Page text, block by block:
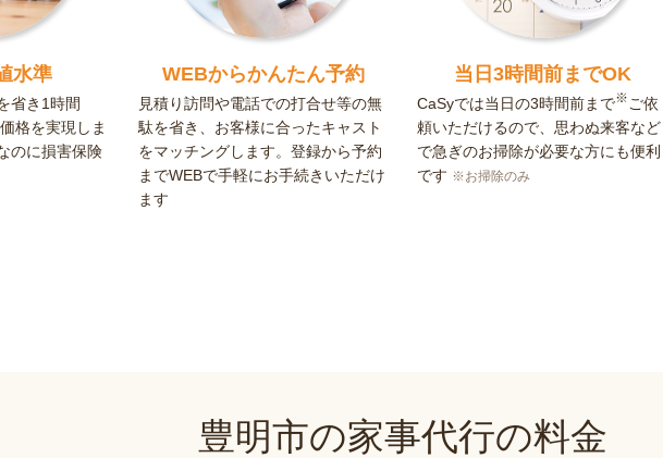
水準
省き1時間
格を実現しま
のに損害保険
WEBからかんたん予約
見積り訪問や電話での打合せ等の無
駄を省き、お客様に合ったキャスト
をマッチングします。登録から予約
までWEBで手軽にお手続きいただけ
ます
当日3時間前までOK
CaSyでは当日の3時間前まで※ ご依
頼いただけるので、思わぬ来客など
で急ぎのお掃除が必要な方にも便利
です ※お掃除のみ
豊明市の家事代行の料金